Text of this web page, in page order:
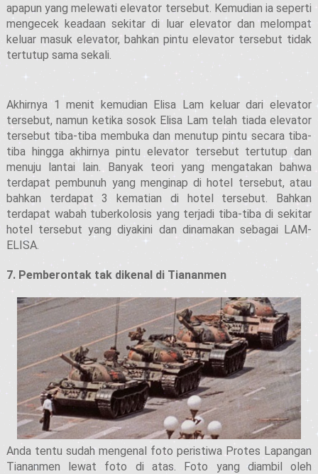
apapun yang melewati elevator tersebut. Kemudian ia seperti
mengecek keadaan sekitar di luar elevator dan melompat
keluar masuk elevator, bahkan pintu elevator tersebut tidak
tertutup sama sekali.
Akhirnya 1 menit kemudian Elisa Lam keluar dari elevator
tersebut, namun ketika sosok Elisa Lam telah tiada elevator
tersebut tiba-tiba membuka dan menutup pintu secara tiba-
tiba hingga akhirnya pintu elevator tersebut tertutup dan
menuju lantai lain. Banyak teori yang mengatakan bahwa
terdapat pembunuh yang menginap di hotel tersebut, atau
bahkan terdapat 3 kematian di hotel tersebut. Bahkan
terdapat wabah tuberkolosis yang terjadi tiba-tiba di sekitar
hotel tersebut yang diyakini dan dinamakan sebagai LAM-
ELISA.
7. Pemberontak tak dikenal di Tiananmen
Anda tentu sudah mengenal foto peristiwa Protes Lapangan
Tiananmen lewat foto di atas. Foto yang diambil oleh